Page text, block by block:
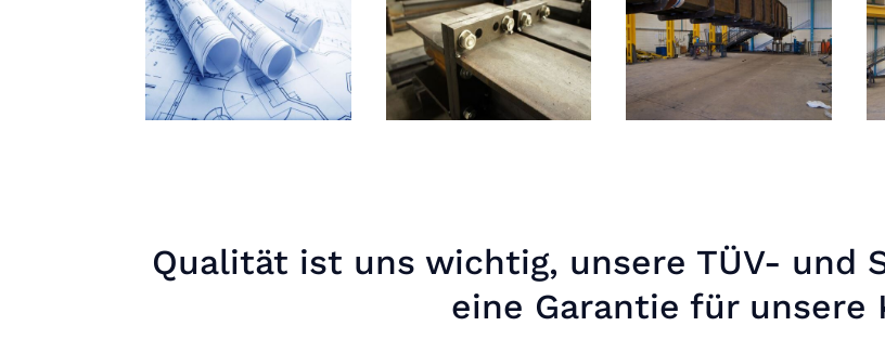
Qualität ist uns wichtig, unsere TÜV- und
eine Garantie für unsere